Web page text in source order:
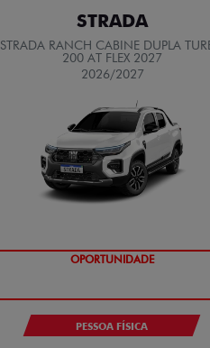
STRADA
STRADA RANCH CABINE DUPLA
200 AT FLEX 2027
2026/2027
OPORTUNIDADE
PESSOA FÍSICA